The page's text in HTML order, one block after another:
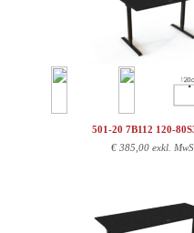
501-20 7B112 120-
€385,00 exkl.